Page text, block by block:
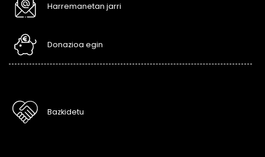
Harremanetan jarri
Donazioa egin
Bazkidetu